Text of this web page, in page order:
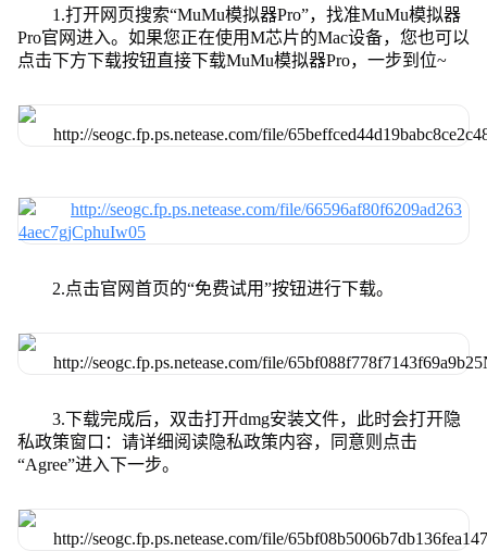
1.打开网页搜索“MuMu模拟器Pro”，找准MuMu模拟器
Pro官网进入。如果您正在使用M芯片的Mac设备，您也可以
点击下方下载按钮直接下载MuMu模拟器Pro，一步到位~
2.点击官网首页的“免费试用”按钮进行下载。
3.下载完成后，双击打开dmg安装文件，此时会打开隐
私政策窗口：请详细阅读隐私政策内容，同意则点击
“Agree”进入下一步。